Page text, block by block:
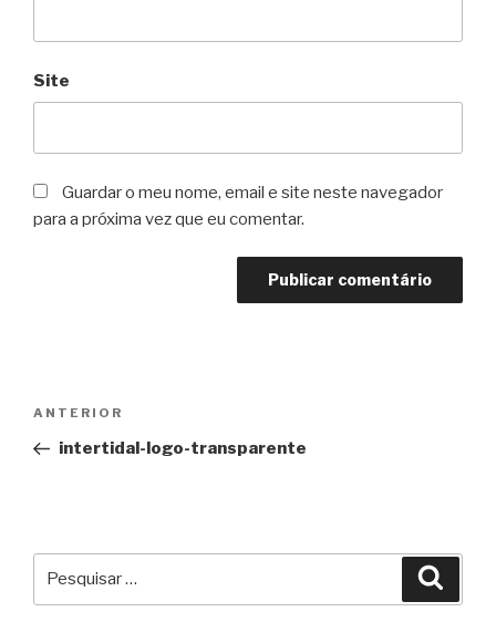
Site
Guardar o meu nome, email e site neste navegador
para a próxima vez que eu comentar.
artigos
Conteúdo
anterior
ANTERIOR
intertidal-logo-transparente